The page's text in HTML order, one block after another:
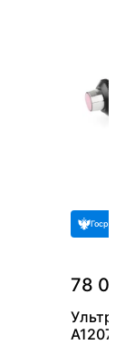
78
А1207